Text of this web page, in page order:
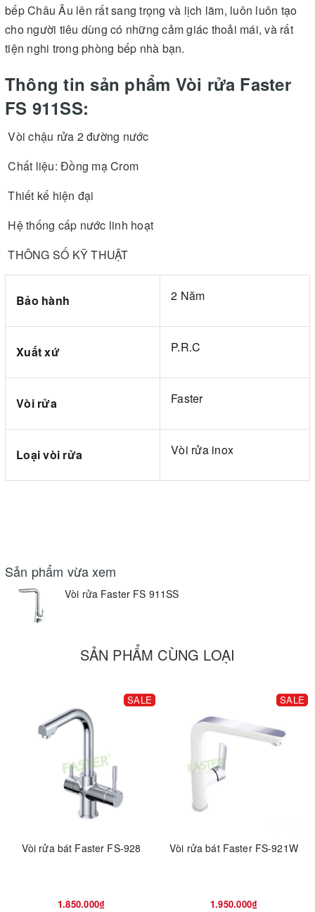
bếp Châu Âu lên rất sang trọng và lịch lãm, luôn luôn tạo
cho người tiêu dùng có những cảm giác thoải mái, và rất
tiện nghi trong phòng bếp nhà bạn.
Thông tin sản phẩm Vòi rửa Faster
FS 911SS:
Vòi chậu rửa 2 đường nước
Chất liệu: Đồng mạ Crom
Thiết kế hiện đại
Hệ thống cấp nước linh hoạt
THÔNG SỐ KỸ THUẬT
Bảo hành 2 Năm
Xuất xứ P.R.C
Vòi rửa Faster
Loại vòi rửa Vòi rửa inox
Sản phẩm vừa xem
Vòi rửa Faster FS 911SS
SẢN PHẨM CÙNG LOẠI
SALE
Vòi rửa bát Faster FS-928
1.850.000₫
SALE
Vòi rửa bát Faster FS-921W
1.950.000₫